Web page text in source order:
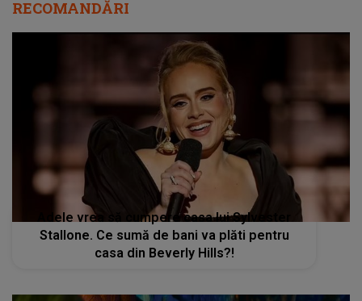
RECOMANDĂRI
Adele vrea să cumpere casa lui Sylvester
Stallone. Ce sumă de bani va plăti pentru
casa din Beverly Hills?!